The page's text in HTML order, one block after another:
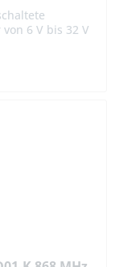
6 V bis 32 V